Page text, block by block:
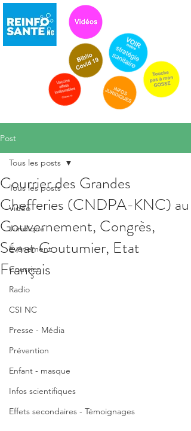
Post
Tous les posts
Vidéo
Juridique
Evénement
Courrier
Radio
CSI NC
Presse - Média
Prévention
Enfant - masque
Infos scientifiques
Effets secondaires - Témoignages
Tous les posts
Courrier des Grandes
Chefferies (CNDPA-KNC) au
Gouvernement, Congrès,
Sénat Coutumier, Etat
Français